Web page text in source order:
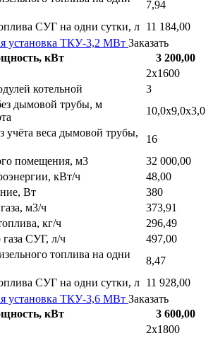
7,94
СУГ на одни сутки, л 11 184,00
установка ТКУ-3,2 МВт Заказать
кВт
3 200,00
2х1600
котельной
3
дымовой трубы, м
10,0х9,0х3,0
учёта веса дымовой трубы,
16
помещения, м3
32 000,00
кВт/ч
48,00
Вт
380
м3/ч
373,91
кг/ч
296,49
СУГ, л/ч
497,00
топлива на одни
8,47
СУГ на одни сутки, л 11 928,00
установка ТКУ-3,6 МВт Заказать
кВт
3 600,00
2х1800